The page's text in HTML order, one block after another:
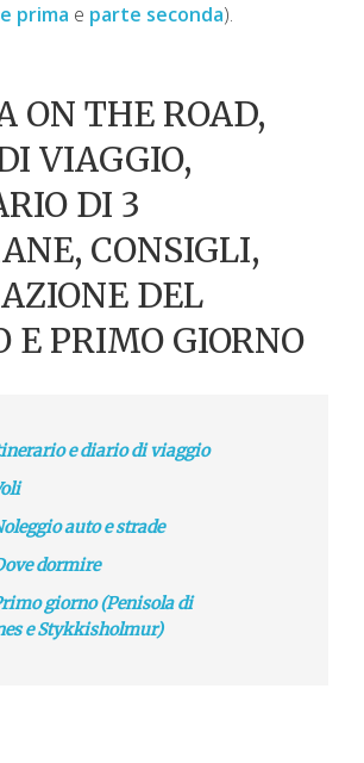
prima e parte seconda).
ON THE ROAD,
VIAGGIO,
DI 3
CONSIGLI,
DEL
E PRIMO GIORNO
e diario di viaggio
auto e strade
dormire
giorno (Penisola di
e Stykkisholmur)